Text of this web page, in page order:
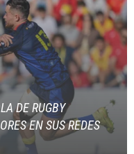
DE RUGBY
EN SUS REDES